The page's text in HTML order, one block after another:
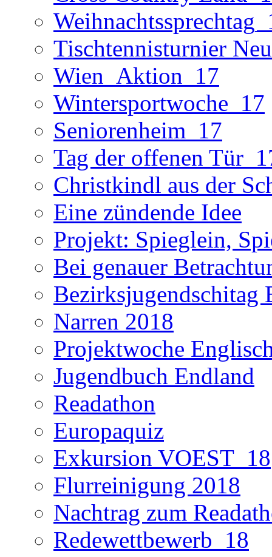
Tischtennisturnier
Wien_Aktion_17
Wintersportwoche_17
Seniorenheim_17
Tag der offenen
Christkindl aus der
Eine zündende Idee
Projekt: Spieglein,
Bei genauer
Bezirksjugendschitag
Narren 2018
Projektwoche
Jugendbuch Endland
Readathon
Europaquiz
Exkursion VOEST_18
Flurreinigung 2018
Nachtrag zum
Redewettbewerb_18